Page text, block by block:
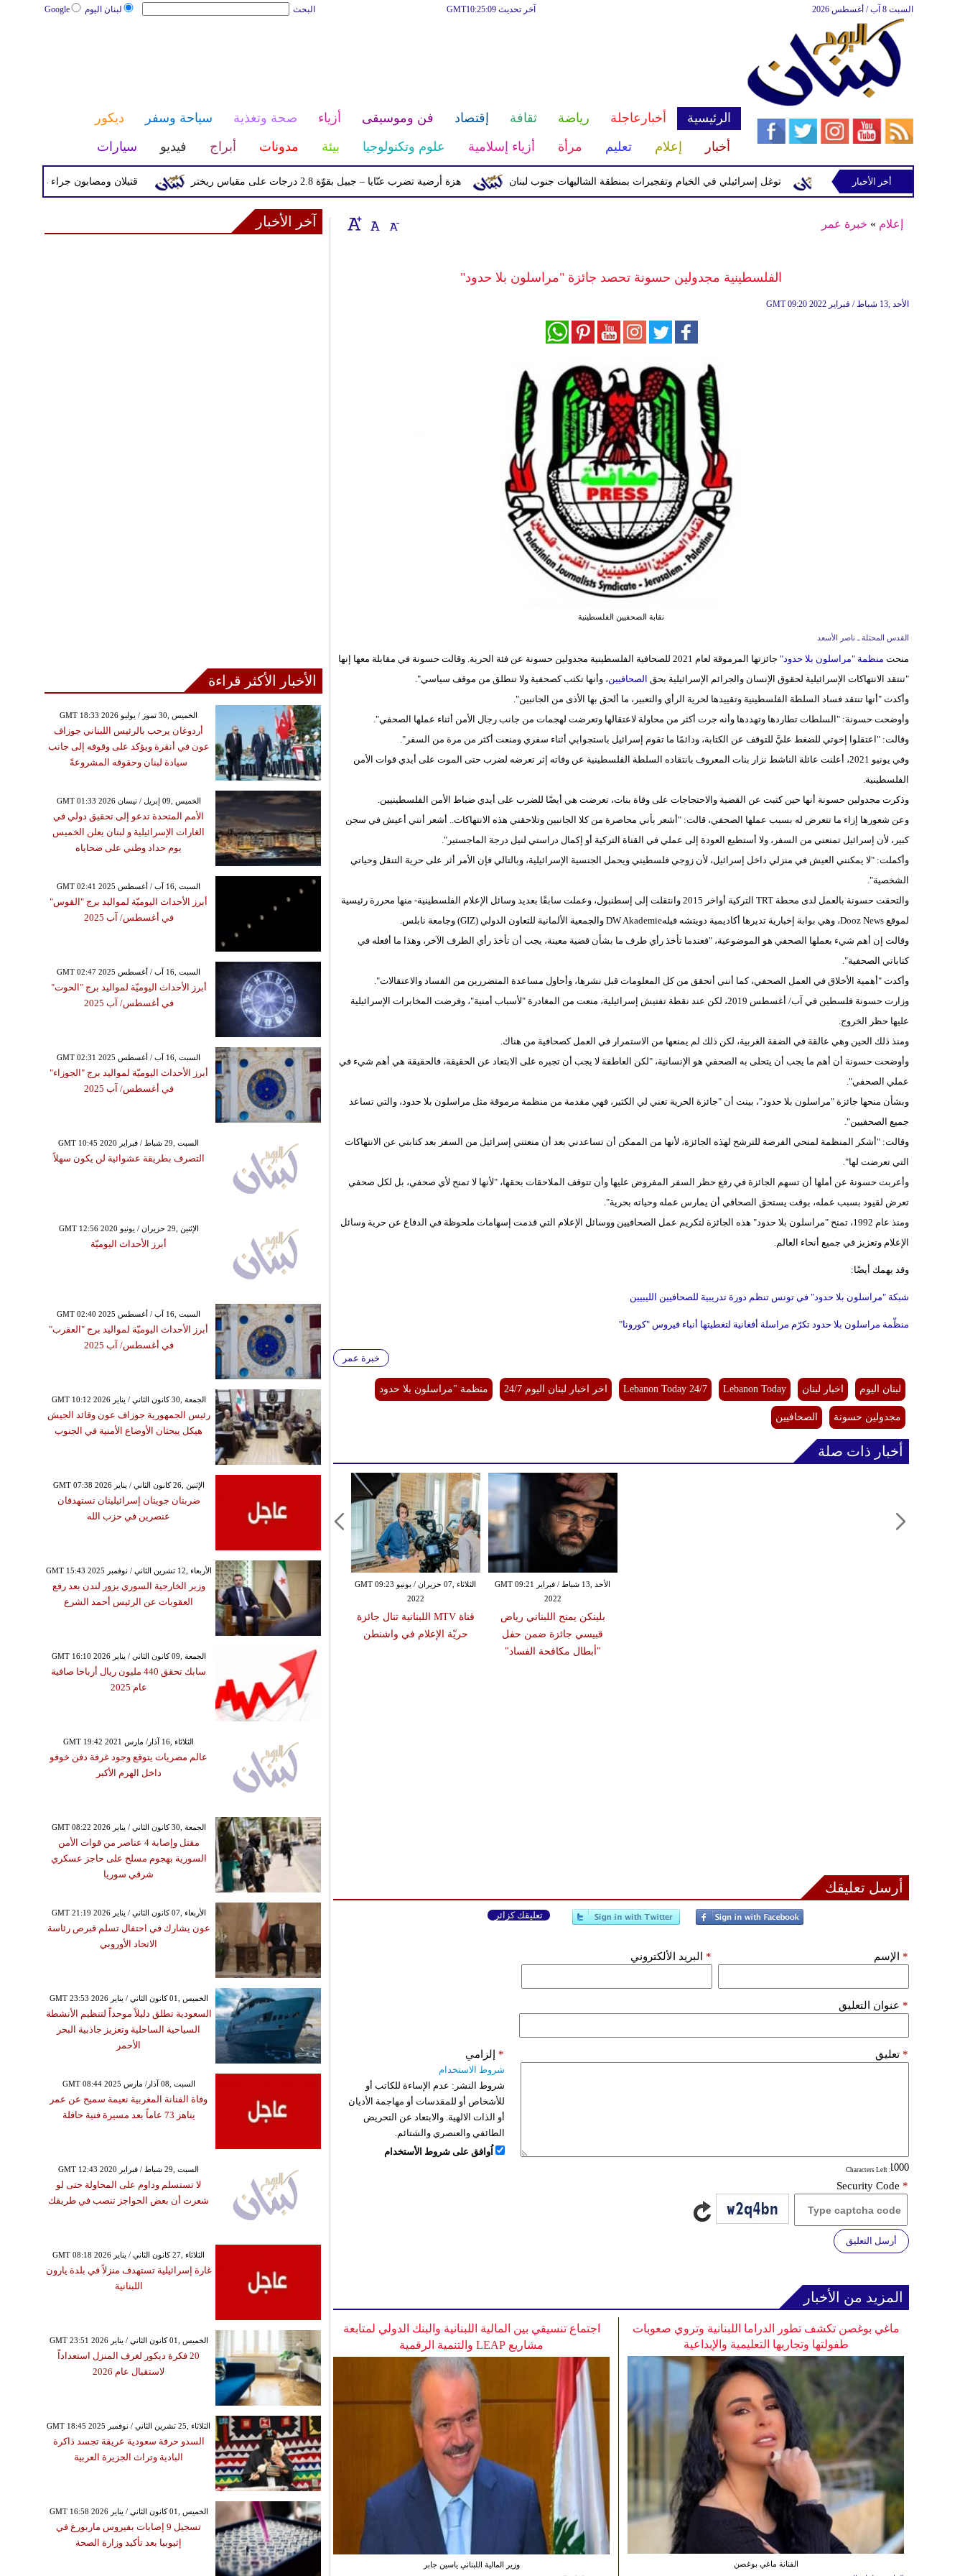
لبنان اليوم Google البحث آخر تحديث GMT10:25:09 السبت 8 آب / أغسطس 2026
الرئيسية أخبارعاجلة رياضة ثقافة إقتصاد فن وموسيقى أزياء صحة وتغذية سياحة وسفر
ديكور
أخبار
إعلام تعليم مرأة أزياء إسلامية علوم وتكنولوجيا بيئة مدونات أبراج فيديو سيارات
قتيلان ومصابون جراء 14 غارة إسرائيلية على شرق وجنوب لبنان هزة أرضية تضرب عنّايا – جبيل بقوّة 2.8 درجات على مقياس ريختر توغل إسرائيلي في الخيام وتفجيرات بمنطقة الشاليهات جنوب لبنان في رب ثلاثين
أخر الأخبار
إعلام » خبرة عمر
الفلسطينية مجدولين حسونة تحصد جائزة "مراسلون بلا حدود"
GMT 09:20 2022 الأحد ,13 شباط / فبراير
نقابة الصحفيين الفلسطينية
القدس المحتلة ـ ناصر الأسعد
منحت منظمة "مراسلون بلا حدود"
جائزتها المرموقة لعام 2021 للصحافية الفلسطينية مجدولين حسونة عن فئة الحرية. وقالت حسونة في مقابلة معها إنها
"تنتقد الانتهاكات الإسرائيلية لحقوق الإنسان والجرائم الإسرائيلية بحق الصحافيين، وأنها تكتب كصحفية ولا تنطلق من موقف سياسي".
وأكدت "أنها تنتقد فساد السلطة الفلسطينية وتقييدها لحرية الرأي والتعبير، ما ألحق بها الأذى من الجانبين".
وأوضحت حسونة: "السلطات تطاردها وتهددها وأنه جرت أكثر من محاولة لاعتقالها وتعرضت لهجمات من جانب رجال الأمن أثناء عملها الصحفي".
وقالت: "اعتقلوا إخوتي للضغط عليَّ للتوقف عن الكتابة، ودائمًا ما تقوم إسرائيل باستجوابي أثناء سفري ومنعت أكثر من مرة من السفر".
وفي يونيو 2021، أعلنت عائلة الناشط نزار بنات المعروف بانتقاده السلطة الفلسطينية عن وفاته إثر تعرضه لضرب حتى الموت على أيدي قوات الأمن
الفلسطينية.
وذكرت مجدولين حسونة أنها حين كتبت عن القضية والاحتجاجات على وفاة بنات، تعرضت هي أيضًا للضرب على أيدي ضباط الأمن الفلسطينيين.
وعن شعورها إزاء ما تتعرض له بسبب عملها الصحفي، قالت: "أشعر بأني محاصرة من كلا الجانبين وتلاحقني هذه الانتهاكات.. أشعر أنني أعيش في سجن
كبير، لأن إسرائيل تمنعني من السفر، ولا أستطيع العودة إلى عملي في القناة التركية أو إكمال دراستي لنيل درجة الماجستير".
وأكملت: "لا يمكنني العيش في منزلي داخل إسرائيل، لأن زوجي فلسطيني ويحمل الجنسية الإسرائيلية، وبالتالي فإن الأمر أثر على حرية التنقل وحياتي
الشخصية".
والتحقت حسونة بالعمل لدى محطة TRT التركية أواخر 2015 وانتقلت إلى إسطنبول، وعملت سابقًا بعديد وسائل الإعلام الفلسطينية- منها محررة رئيسية
لموقع Dooz News، وهي بوابة إخبارية تديرها أكاديمية دويتشه فيلهDW Akademie والجمعية الألمانية للتعاون الدولي (GIZ) وجامعة نابلس.
وقالت إن أهم شيء بعملها الصحفي هو الموضوعية، "فعندما تأخذ رأي طرف ما بشأن قضية معينة، يجب أن تأخذ رأي الطرف الآخر، وهذا ما أفعله في
كتاباتي الصحفية".
وأكدت "أهمية الأخلاق في العمل الصحفي، كما أنني أتحقق من كل المعلومات قبل نشرها، وأحاول مساعدة المتضررين من الفساد والاعتقالات".
وزارت حسونة فلسطين في آب/ أغسطس 2019، لكن عند نقطة تفتيش إسرائيلية، منعت من المغادرة "لأسباب أمنية"، وفرضت المخابرات الإسرائيلية
عليها حظر الخروج.
ومنذ ذلك الحين وهي عالقة في الضفة الغربية، لكن ذلك لم يمنعها من الاستمرار في العمل كصحافية من هناك.
وأوضحت حسونة أن أهم ما يجب أن يتحلى به الصحفي هو الإنسانية، "لكن العاطفة لا يجب أن تجبره على الابتعاد عن الحقيقة، فالحقيقة هي أهم شيء في
عملي الصحفي".
وبشأن منحها جائزة "مراسلون بلا حدود"، بينت أن "جائزة الحرية تعني لي الكثير، فهي مقدمة من منظمة مرموقة مثل مراسلون بلا حدود، والتي تساعد
جميع الصحفيين".
وقالت: "أشكر المنظمة لمنحي الفرصة للترشح لهذه الجائزة، لأنها من الممكن أن تساعدني بعد أن منعتني إسرائيل من السفر بعد كتابتي عن الانتهاكات
التي تعرضت لها".
وأعربت حسونة عن أملها أن تسهم الجائزة في رفع حظر السفر المفروض عليها وأن تتوقف الملاحقات بحقها، "لأنها لا تمنح لأي صحفي، بل لكل صحفي
تعرض لقيود بسبب عمله، بوقت يستحق الصحافي أن يمارس عمله وحياته بحرية".
ومنذ عام 1992، تمنح "مراسلون بلا حدود" هذه الجائزة لتكريم عمل الصحافيين ووسائل الإعلام التي قدمت إسهامات ملحوظة في الدفاع عن حرية وسائل
الإعلام وتعزيز في جميع أنحاء العالم.
وقد يهمك أيضًا:
شبكة "مراسلون بلا حدود" في تونس تنظم دورة تدريبية للصحافيين الليبيين
منظّمة مراسلون بلا حدود تكرّم مراسلة أفغانية لتغطيتها أنباء فيروس "كورونا"
خبرة عمر
لبنان اليوم اخبار لبنان Lebanon Today
Lebanon Today 24/7 اخر اخبار لبنان اليوم 24/7 منظمة "مراسلون بلا حدود
مجدولين حسونة الصحافيين
أخبار ذات صلة
الثلاثاء ,07 حزيران / يونيو GMT 09:23
2022
قناة MTV اللبنانية تنال جائزة
حريّة الإعلام في واشنطن
الأحد ,13 شباط / فبراير GMT 09:21
2022
بلينكن يمنح اللبناني رياض
قبيسي جائزة ضمن حفل
"أبطال مكافحة الفساد"
أرسل تعليقك
تعليقك كزائر
الإسم * البريد الألكتروني *
عنوان التعليق *
تعليق *
: Characters Left
إلزامي *
شروط الاستخدام
شروط النشر: عدم الإساءة للكاتب أو
للأشخاص أو للمقدسات أو مهاجمة الأديان
أو الذات الالهية. والابتعاد عن التحريض
الطائفي والعنصري والشتائم.
اُوافق على شروط الأستخدام
Security Code *
أرسل التعليق
المزيد من الأخبار
اجتماع تنسيقي بين المالية اللبنانية والبنك الدولي لمتابعة
مشاريع LEAP والتنمية الرقمية
وزير المالية اللبناني ياسين جابر
ماغي بوغصن تكشف تطور الدراما اللبنانية وتروي صعوبات
طفولتها وتجاربها التعليمية والإبداعية
الفنانة ماغي بوغصن
آخر الأخبار
الأخبار الأكثر قراءة
GMT 18:33 2026 الخميس ,30 تموز / يوليو
أردوغان يرحب بالرئيس اللبناني جوزاف
عون في أنقرة ويؤكد على وقوفه إلى جانب
سيادة لبنان وحقوقه المشروعةً
GMT 01:33 2026 الخميس ,09 إبريل / نيسان
الأمم المتحدة تدعو إلى تحقيق دولي في
الغارات الإسرائيلية و لبنان يعلن الخميس
يوم حداد وطني على ضحاياه
GMT 02:41 2025 السبت ,16 آب / أغسطس
أبرز الأحداث اليوميّة لمواليد برج "القوس"
في أغسطس/ آب 2025
GMT 02:47 2025 السبت ,16 آب / أغسطس
أبرز الأحداث اليوميّة لمواليد برج "الحوت"
في أغسطس/ آب 2025
GMT 02:31 2025 السبت ,16 آب / أغسطس
أبرز الأحداث اليوميّة لمواليد برج "الجوزاء"
في أغسطس/ آب 2025
GMT 10:45 2020 السبت ,29 شباط / فبراير
التصرف بطريقة عشوائية لن يكون سهلاً
GMT 12:56 2020 الإثنين ,29 حزيران / يونيو
أبرز الأحداث اليوميّة
GMT 02:40 2025 السبت ,16 آب / أغسطس
أبرز الأحداث اليوميّة لمواليد برج "العقرب"
في أغسطس/ آب 2025
GMT 10:12 2026 الجمعة ,30 كانون الثاني / يناير
رئيس الجمهورية جوزاف عون وقائد الجيش
هيكل يبحثان الأوضاع الأمنية في الجنوب
GMT 07:38 2026 الإثنين ,26 كانون الثاني / يناير
ضربتان جويتان إسرائيليتان تستهدفان
عنصرين في حزب الله
GMT 15:43 2025 الأربعاء ,12 تشرين الثاني / نوفمبر
وزير الخارجية السوري يزور لندن بعد رفع
العقوبات عن الرئيس أحمد الشرع
GMT 16:10 2026 الجمعة ,09 كانون الثاني / يناير
سابك تحقق 440 مليون ريال أرباحا صافية
عام 2025
GMT 19:42 2021 الثلاثاء ,16 آذار/ مارس
عالم مصريات يتوقع وجود غرفة دفن خوفو
داخل الهرم الأكبر
GMT 08:22 2026 الجمعة ,30 كانون الثاني / يناير
مقتل وإصابة 4 عناصر من قوات الأمن
السورية بهجوم مسلح على حاجز عسكري
شرقي سوريا
GMT 21:19 2026 الأربعاء ,07 كانون الثاني / يناير
عون يشارك في احتفال تسلم قبرص رئاسة
الاتحاد الأوروبي
GMT 23:53 2026 الخميس ,01 كانون الثاني / يناير
السعودية تطلق دليلاً موحداً لتنظيم الأنشطة
السياحية الساحلية وتعزيز جاذبية البحر
الأحمر
GMT 08:44 2025 السبت ,08 آذار/ مارس
وفاة الفنانة المغربية نعيمة سميح عن عمر
يناهز 73 عاماً بعد مسيرة فنية حافلة
GMT 12:43 2020 السبت ,29 شباط / فبراير
لا تستسلم وداوم على المحاولة حتى لو
شعرت أن بعض الحواجز تنصب في طريقك
GMT 08:18 2026 الثلاثاء ,27 كانون الثاني / يناير
غارة إسرائيلية تستهدف منزلاً في بلدة يارون
اللبنانية
GMT 23:51 2026 الخميس ,01 كانون الثاني / يناير
20 فكرة ديكور لغرف المنزل استعداداً
لاستقبال عام 2026
GMT 18:45 2025 الثلاثاء ,25 تشرين الثاني / نوفمبر
السدو حرفة سعودية عريقة تجسد ذاكرة
البادية وتراث الجزيرة العربية
GMT 16:58 2026 الخميس ,01 كانون الثاني / يناير
تسجيل 9 إصابات بفيروس ماربورغ في
إثيوبيا بعد تأكيد وزارة الصحة